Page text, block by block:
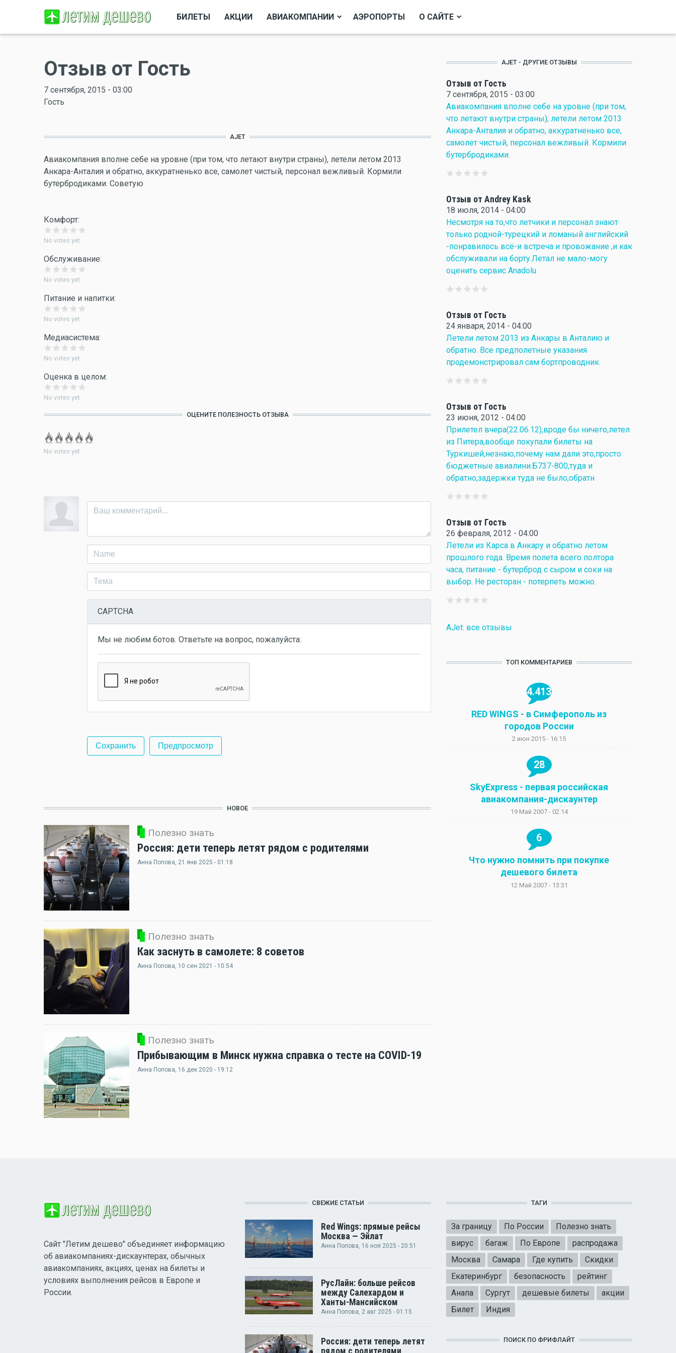
БИЛЕТЫ АКЦИИ АВИАКОМПАНИИ АЭРОПОРТЫ О САЙТЕ
Отзыв от Гость
7 сентября, 2015 - 03:00
Гость
AJET
Авиакомпания вполне себе на уровне (при том, что летают внутри страны), летели летом 2013
Анкара-Анталия и обратно, аккуратненько все, самолет чистый, персонал вежливый. Кормили
бутербродиками. Советую
Комфорт:
No votes yet
Обслуживание:
No votes yet
Питание и напитки:
No votes yet
Медиасистема:
No votes yet
Оценка в целом:
No votes yet
ОЦЕНИТЕ ПОЛЕЗНОСТЬ ОТЗЫВА
No votes yet
CAPTCHA
Мы не любим ботов. Ответьте на вопрос, пожалуйста:
НОВОЕ
Полезно знать
Россия: дети теперь летят рядом с родителями
Анна Попова, 21 янв 2025 - 01:18
Полезно знать
Как заснуть в самолете: 8 советов
Анна Попова, 10 сен 2021 - 10:54
Полезно знать
Прибывающим в Минск нужна справка о тесте на COVID-19
Анна Попова, 16 дек 2020 - 19:12
AJET - ДРУГИЕ ОТЗЫВЫ
Отзыв от Гость
7 сентября, 2015 - 03:00
Авиакомпания вполне себе на уровне (при том,
что летают внутри страны), летели летом 2013
Анкара-Анталия и обратно, аккуратненько все,
самолет чистый, персонал вежливый. Кормили
бутербродиками.
Отзыв от Andrey Kask
18 июля, 2014 - 04:00
Несмотря на то,что летчики и персонал знают
только родной-турецкий и ломаный английский
-понравилось всё-и встреча и провожание ,и как
обслуживали на борту.Летал не мало-могу
оценить сервис Anadolu
Отзыв от Гость
24 января, 2014 - 04:00
Летели летом 2013 из Анкары в Анталию и
обратно. Все предполетные указания
продемонстрировал сам бортпроводник.
Отзыв от Гость
23 июня, 2012 - 04:00
Прилетел вчера(22.06.12),вроде бы ничего,летел
из Питера,вообще покупали билеты на
Туркишей,незнаю,почему нам дали это,просто
бюджетные авиалини.Б737-800,туда и
обратно,задержки туда не было,обратн
Отзыв от Гость
26 февраля, 2012 - 04:00
Летели из Карса в Анкару и обратно летом
прошлого года. Время полета всего полтора
часа, питание - бутерброд с сыром и соки на
выбор. Не ресторан - потерпеть можно.
AJet: все отзывы
ТОП КОММЕНТАРИЕВ
4.413
RED WINGS - в Симферополь из
городов России
2 июн 2015 - 16:15
28
SkyExpress - первая российская
авиакомпания-дискаунтер
19 Май 2007 - 02:14
6
Что нужно помнить при покупке
дешевого билета
12 Май 2007 - 13:31
Сайт "Летим дешево" объединяет информацию
об авиакомпаниях-дискаунтерах, обычных
авиакомпаниях, акциях, ценах на билеты и
условиях выполнения рейсов в Европе и
России.
СВЕЖИЕ СТАТЬИ
Red Wings: прямые рейсы
Москва — Эйлат
Анна Попова, 16 ноя 2025 - 20:51
РусЛайн: больше рейсов
между Салехардом и
Ханты-Мансийском
Анна Попова, 2 авг 2025 - 01:15
Россия: дети теперь летят
рядом с родителями
ТАГИ
За границу По России
Полезно знать
вирус
багаж По Европе
распродажа
Москва
Самара Где купить
Скидки
Екатеринбург
безопасность
рейтинг
Анапа
Сургут дешевые билеты
акции
Билет
Индия
ПОИСК ПО ФРИФЛАЙТ